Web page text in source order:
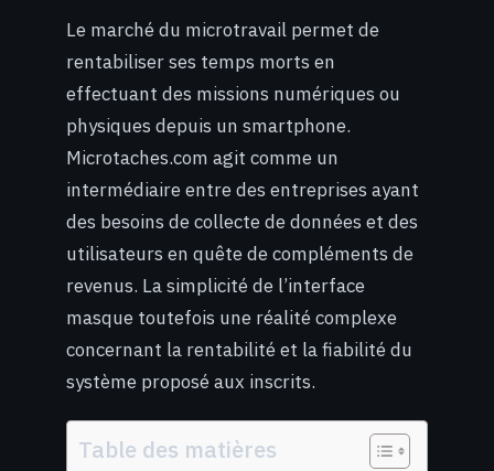
Le marché du microtravail permet de
rentabiliser ses temps morts en
effectuant des missions numériques ou
physiques depuis un smartphone.
Microtaches.com agit comme un
intermédiaire entre des entreprises ayant
des besoins de collecte de données et des
utilisateurs en quête de compléments de
revenus. La simplicité de l’interface
masque toutefois une réalité complexe
concernant la rentabilité et la fiabilité du
système proposé aux inscrits.
Table des matières